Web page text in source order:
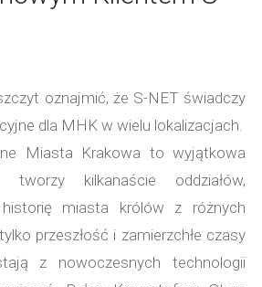
oznajmić, że S-NET świadczy
dla MHK w wielu lokalizacjach.
Miasta Krakowa to wyjątkowa
tworzy kilkanaście oddziałów,
historię miasta królów z różnych
przeszłość i zamierzchłe czasy
z nowoczesnych technologii